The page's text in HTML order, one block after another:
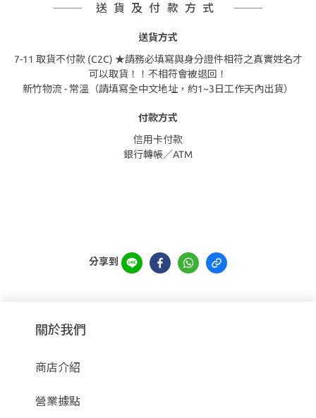
送貨及付款方式
送貨方式
7-11 取貨不付款 (C2C) ★請務必填寫與身分證件相符之真實姓名才
可以取貨！！不相符會被退回！
新竹物流 - 常溫（請填寫全中文地址，約1~3日工作天內出貨）
付款方式
信用卡付款
銀行轉帳／ATM
分享到
關於我們
商店介紹
營業據點